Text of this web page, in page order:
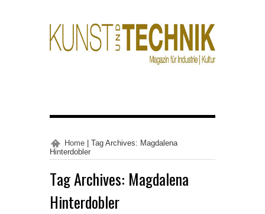
Home
Tag Archives: Magdalena
Hinterdobler
Tag Archives: Magdalena
Hinterdobler